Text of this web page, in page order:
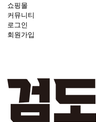
쇼핑몰
커뮤니티
로그인
회원가입